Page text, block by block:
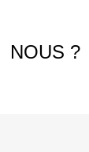
NOUS ?